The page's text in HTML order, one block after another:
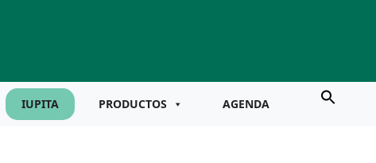
IUPITA PRODUCTOS AGENDA